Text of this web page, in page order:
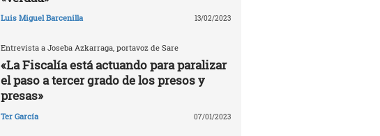
Luis Miguel Barcenilla 13/02/2023
Entrevista a Joseba Azkarraga, portavoz de Sare
«La Fiscalía está actuando para paralizar
el paso a tercer grado de los presos y
presas»
Ter García 07/01/2023